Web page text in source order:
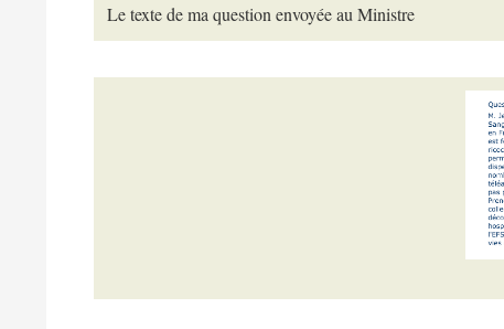
Le texte de ma question envoyée au Ministre